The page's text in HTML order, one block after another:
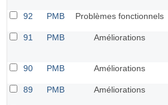
92 PMB Problèmes fonctionnels
91 PMB Améliorations
90 PMB Améliorations
89 PMB Améliorations